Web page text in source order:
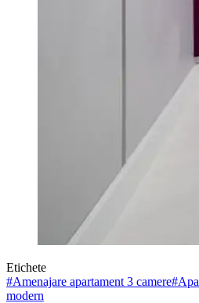
Etichete
#Amenajare apartament 3 camere#
modern